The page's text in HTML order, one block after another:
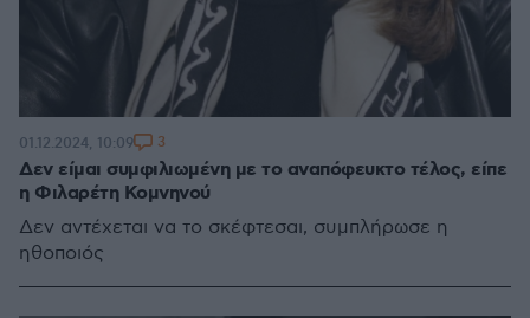
Δεν είμαι συμφιλιωμένη με το αναπόφευκτο τέλος, είπε
η Φιλαρέτη Κομνηνού
Δεν αντέχεται να το σκέφτεσαι, συμπλήρωσε η
ηθοποιός
01.12.2024, 10:09 3